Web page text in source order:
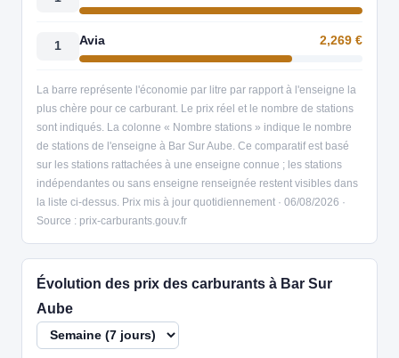
1 Avia 2,269 €
La barre représente l'économie par litre par rapport à l'enseigne la
plus chère pour ce carburant. Le prix réel et le nombre de stations
sont indiqués. La colonne « Nombre stations » indique le nombre
de stations de l'enseigne à Bar Sur Aube. Ce comparatif est basé
sur les stations rattachées à une enseigne connue ; les stations
indépendantes ou sans enseigne renseignée restent visibles dans
la liste ci-dessus. Prix mis à jour quotidiennement · 06/08/2026 ·
Source : prix-carburants.gouv.fr
Évolution des prix des carburants à Bar Sur
Aube